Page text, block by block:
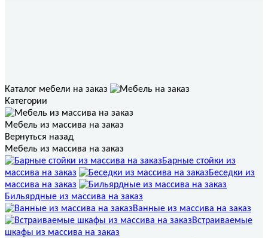
Каталог мебели на заказ
Категории
Мебель из массива на заказ
Вернуться назад
Мебель из массива на заказ
Барные стойки из
массива на заказ
Беседки из
массива на заказ
Бильярдные из массива на заказ
Ванные из массива на заказ
Встраиваемые
шкафы из массива на заказ